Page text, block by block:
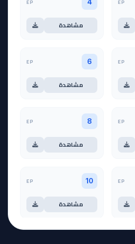
EP
4
EP
مشاهدة
EP
6
EP
مشاهدة
EP
8
EP
مشاهدة
EP
10
EP
مشاهدة